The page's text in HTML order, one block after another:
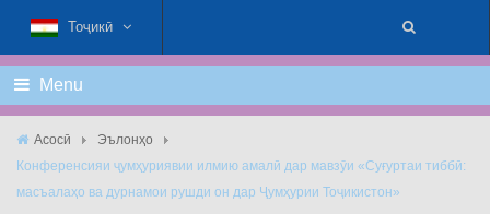
Тоҷикӣ
Menu
Асосӣ
Эълонҳо
Конференсияи ҷумҳуриявии илмию амалӣ дар мавзӯи «Суғуртаи тиббӣ:
масъалаҳо ва дурнамои рушди он дар Ҷумҳурии Тоҷикистон»